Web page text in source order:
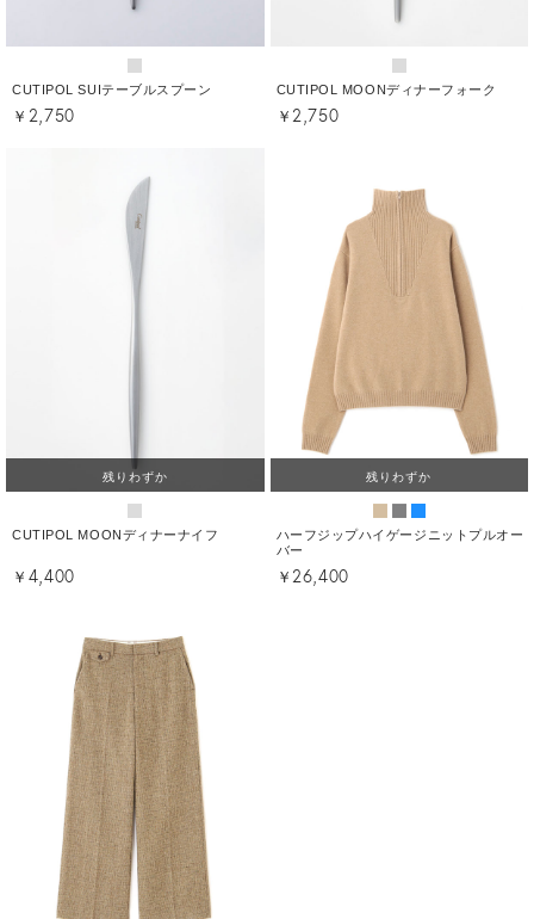
CUTIPOL SUIテーブルスプーン
￥2,750
CUTIPOL MOONディナーフォーク
￥2,750
残りわずか
CUTIPOL MOONディナーナイフ
￥4,400
残りわずか
ハーフジップハイゲージニットプルオー
バー
￥26,400